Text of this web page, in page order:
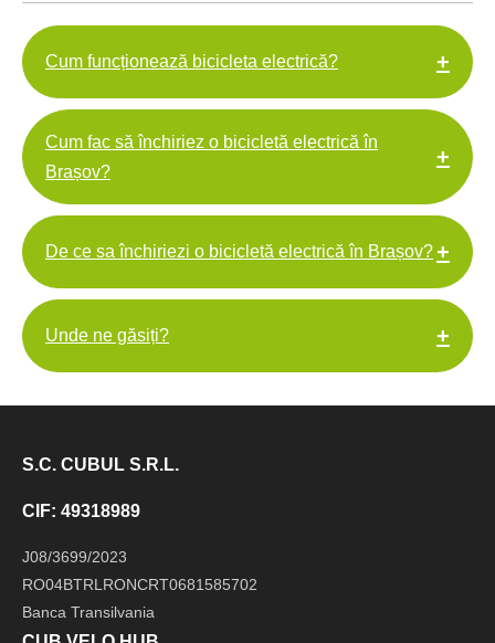
Cum funcționează bicicleta electrică? +
Cum fac să închiriez o bicicletă electrică în
Brașov?
+
De ce sa închiriezi o bicicletă electrică în Brașov?+
Unde ne găsiți? +
S.C. CUBUL S.R.L.
CIF: 49318989
J08/3699/2023
RO04BTRLRONCRT0681585702
Banca Transilvania